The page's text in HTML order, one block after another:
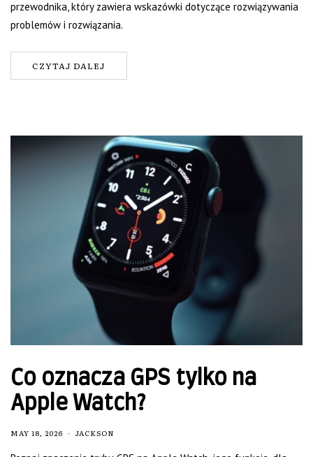
przewodnika, który zawiera wskazówki dotyczące rozwiązywania
problemów i rozwiązania.
CZYTAJ DALEJ
Co oznacza GPS tylko na
Apple Watch?
MAY 18, 2026 JACKSON